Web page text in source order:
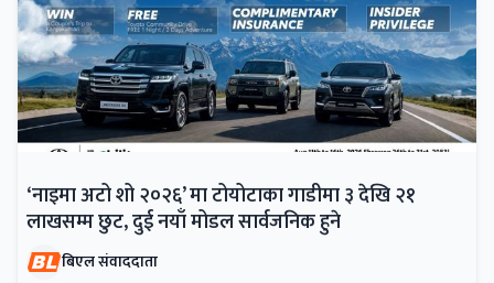
‘नाइमा अटो शो २०२६’ मा टोयोटाका गाडीमा ३ देखि २१
लाखसम्म छुट, दुई नयाँ मोडल सार्वजनिक हुने
बिएल संवाददाता